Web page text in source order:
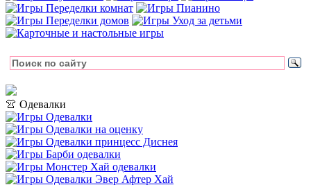
👚 Одевалки